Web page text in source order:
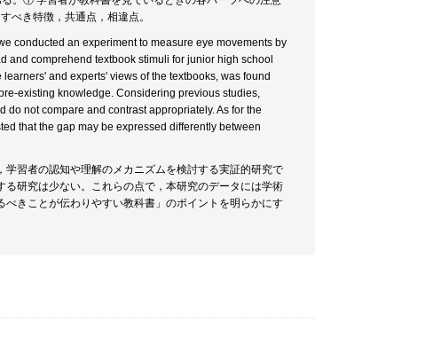
き特徴，共通点，相違点。
conducted an experiment to measure eye movements by
and comprehend textbook stimuli for junior high school
and experts' views of the textbooks, was found
existing knowledge. Considering previous studies,
do not compare and contrast appropriately. As for the
that the gap may be expressed differently between
習者の認知や理解のメカニズムを検討する実証的研究で
研究は少ない。これらの点で，本研究のデータには学術
きことが伝わりやすい教科書」のポイントを明らかにす